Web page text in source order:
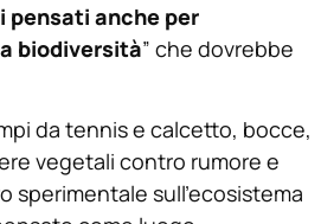
pensati anche per
biodiversità” che dovrebbe
da tennis e calcetto, bocce,
vegetali contro rumore e
sperimentale sull’ecosistema